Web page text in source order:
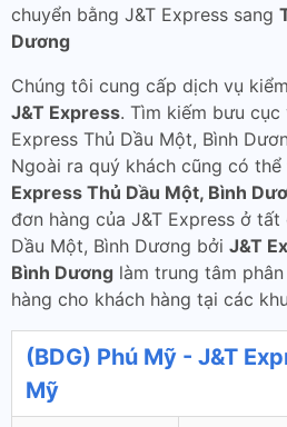
chuyển bằng J&T Express sang
Dương
Chúng tôi cung cấp dịch vụ
J&T Express. Tìm kiếm bưu
Express Thủ Dầu Một, Bình
Ngoài ra quý khách cũng có thể
Express Thủ Dầu Một, Bình
đơn hàng của J&T Express ở
Dầu Một, Bình Dương bởi J&T
Bình Dương làm trung tâm
hàng cho khách hàng tại các
(BDG) Phú Mỹ - J&T
Mỹ